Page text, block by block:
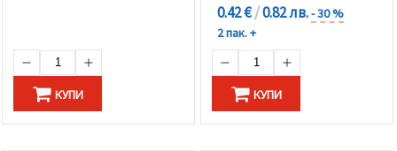
КУПИ
0.42 €/0.82 лв.- 30 %
2 пак. +
КУПИ